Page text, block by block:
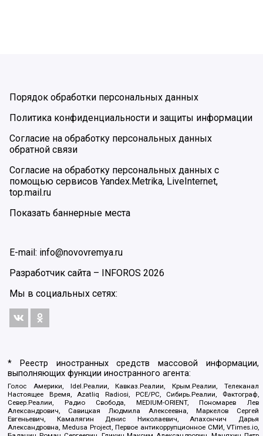
Порядок обработки персональных данных
Политика конфиденциальности и защиты информации
Согласие на обработку персональных данных
обратной связи
Согласие на обработку персональных данных с
помощью сервисов Yandex.Metrika, LiveInternet,
top.mail.ru
Показать баннерные места
E-mail: info@novovremya.ru
Разработчик сайта – INFOROS 2026
Мы в социальных сетях:
* Реестр иностранных средств массовой информации,
выполняющих функции иностранного агента:
Голос Америки, Idel.Реалии, Кавказ.Реалии, Крым.Реалии, Телеканал
Настоящее Время, Azatliq Radiosi, PCE/PC, Сибирь.Реалии, Фактограф,
Север.Реалии, Радио Свобода, MEDIUM-ORIENT, Пономарев Лев
Александрович, Савицкая Людмила Алексеевна, Маркелов Сергей
Евгеньевич, Камалягин Денис Николаевич, Апахончич Дарья
Александровна, Medusa Project, Первое антикоррупционное СМИ, VTimes.io,